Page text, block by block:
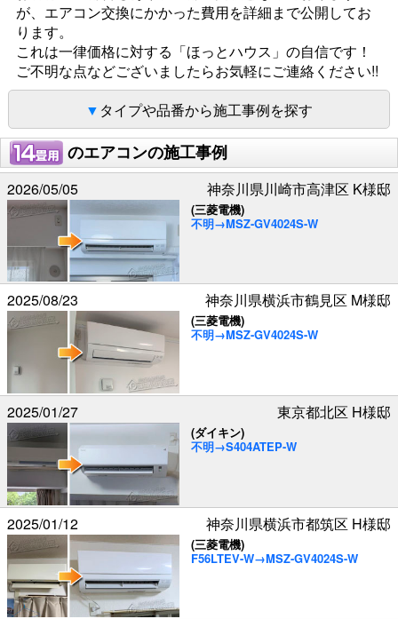
が、 エアコン交換にかかった費用を詳細まで公開してお
ります。
これは一律価格に対する「ほっとハウス」の自信です！
ご不明な点などございましたらお気軽にご連絡ください!!
タイプや品番から施工事例を探す
のエアコンの施工事例
2026/05/05 神奈川県川崎市高津区 K様邸
(三菱電機)
不明→MSZ-GV4024S-W
2025/08/23 神奈川県横浜市鶴見区 M様邸
(三菱電機)
不明→MSZ-GV4024S-W
2025/01/27 東京都北区 H様邸
(ダイキン)
不明→S404ATEP-W
2025/01/12 神奈川県横浜市都筑区 H様邸
(三菱電機)
F56LTEV-W→MSZ-GV4024S-W